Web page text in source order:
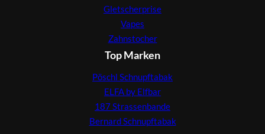
Gletscherprise
Vapes
Zahnstocher
Top Marken
Pöschl Schnupftabak
ELFA by Elfbar
187 Strassenbande
Bernard Schnupftabak